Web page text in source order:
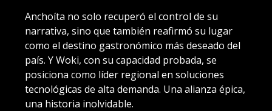
Anchoíta no solo recuperó el control de su
narrativa, sino que también reafirmó su lugar
como el destino gastronómico más deseado del
país. Y Woki, con su capacidad probada, se
posiciona como líder regional en soluciones
tecnológicas de alta demanda. Una alianza épica,
una historia inolvidable.